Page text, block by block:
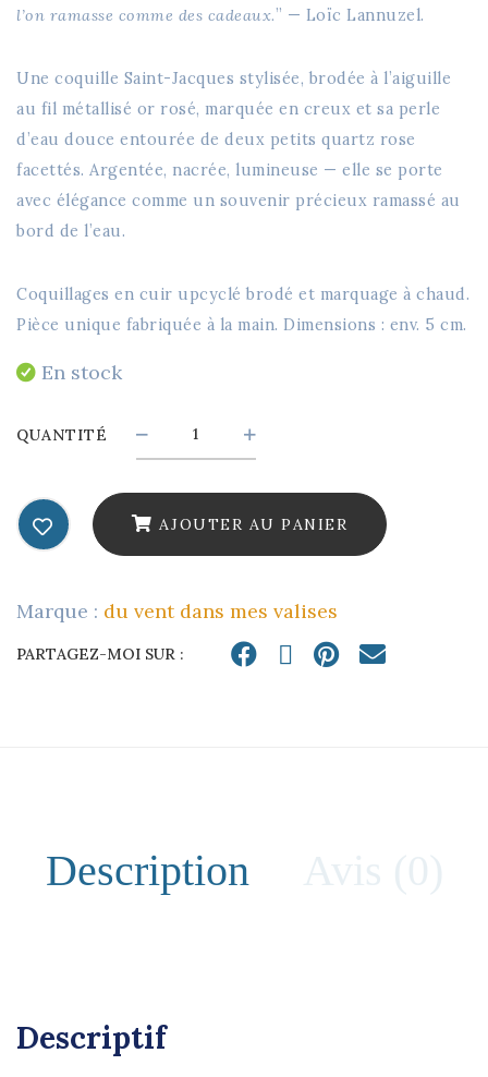
l’on ramasse comme des cadeaux.” — Loïc Lannuzel.
Une coquille Saint-Jacques stylisée, brodée à l’aiguille
au fil métallisé or rosé, marquée en creux et sa perle
d’eau douce entourée de deux petits quartz rose
facettés. Argentée, nacrée, lumineuse — elle se porte
avec élégance comme un souvenir précieux ramassé au
bord de l’eau.
Coquillages en cuir upcyclé brodé et marquage à chaud.
Pièce unique fabriquée à la main. Dimensions : env. 5 cm.
En stock
QUANTITÉ
Les
en
cuir
AJOUTER AU PANIER
Marque : du vent dans mes valises
PARTAGEZ-MOI SUR :
Description
Descriptif